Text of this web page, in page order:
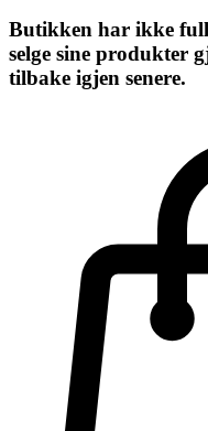
Butikken har ikke
selge sine produkter
tilbake igjen senere.